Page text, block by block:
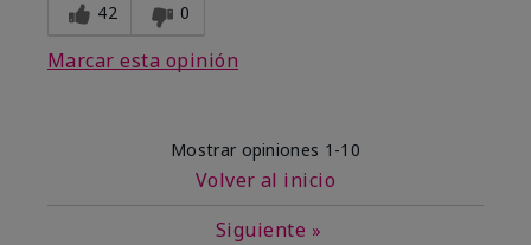
42 0
Marcar esta opinión
Mostrar opiniones 1-10
Volver al inicio
Siguiente »